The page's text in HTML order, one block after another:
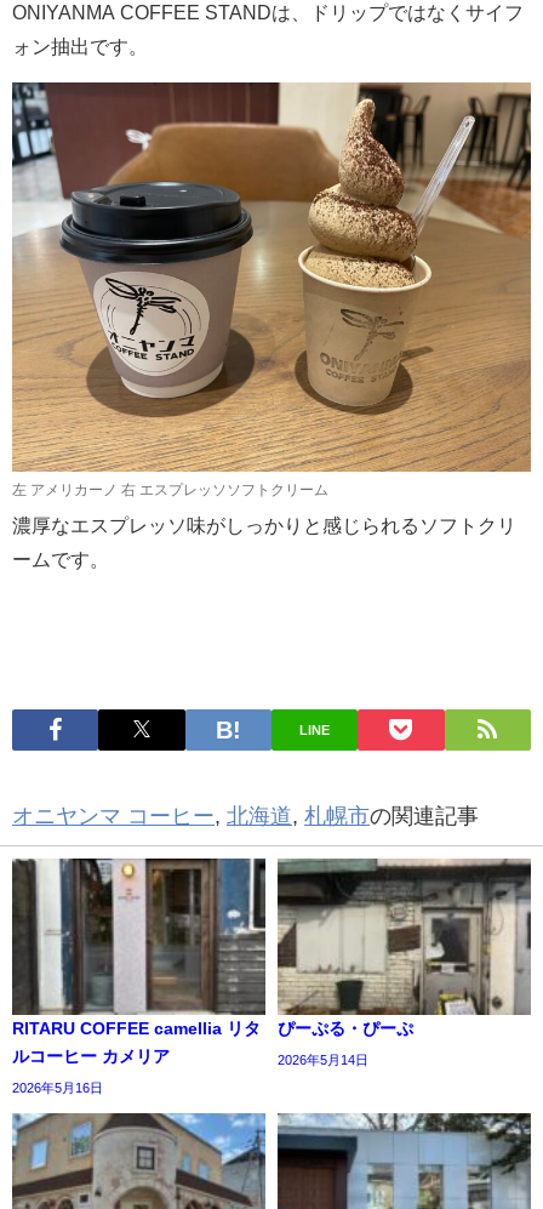
ONIYANMA COFFEE STANDは、ドリップではなくサイフ
ォン抽出です。
左 アメリカーノ 右 エスプレッソソフトクリーム
濃厚なエスプレッソ味がしっかりと感じられるソフトクリ
ームです。
LINE
オニヤンマ コーヒー, 北海道, 札幌市の関連記事
RITARU COFFEE camellia リタ
ルコーヒー カメリア
2026年5月16日
ぴーぷる・ぴーぷ
2026年5月14日